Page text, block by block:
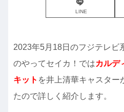
LINE
2023年5月18日のフジテレビ
のやってセイカ！ではカルデ
キット を井上清華キャスター
たので詳しく紹介します。